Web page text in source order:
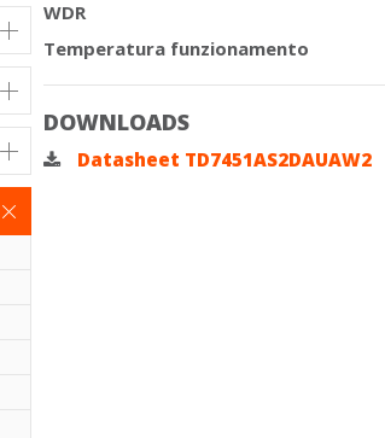
WDR
Temperatura funzionamento
DOWNLOADS
Datasheet TD7451AS2DAUAW2